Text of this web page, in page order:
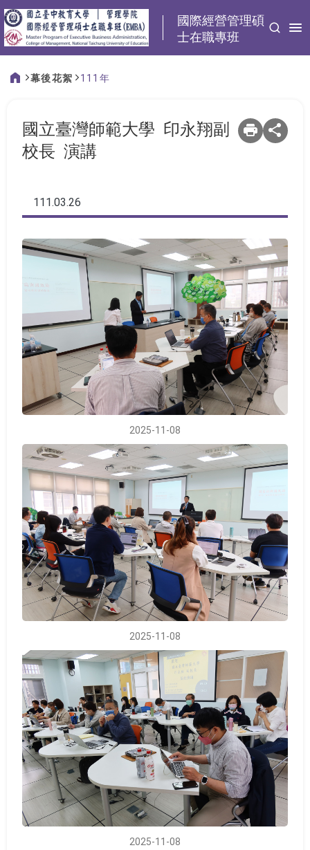
:::
國際經營管理碩
士在職專班
幕後花絮 111年
國立臺灣師範大學 印永翔副
校長 演講
111.03.26
2025-11-08
2025-11-08
2025-11-08